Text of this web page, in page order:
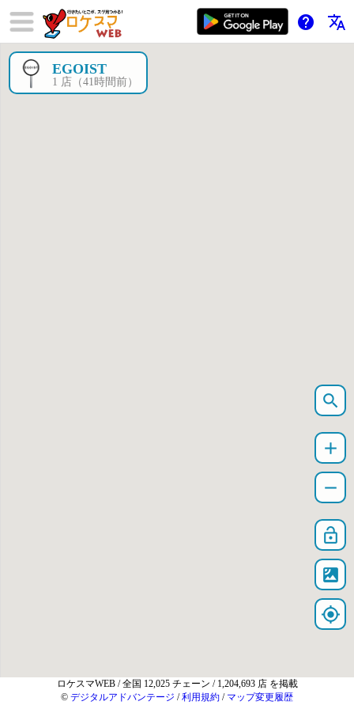
help translate
EGOIST
1 店（41時間前）
search
add
remove
lock_open
satellite
my_location
ロケスマWEB / 全国 12,025 チェーン / 1,204,693 店 を掲載
© デジタルアドバンテージ /利用規約 / マップ変更履歴